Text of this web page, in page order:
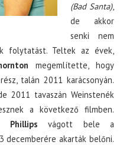
(Bad Santa),
de akkor
senki nem
folytatást. Teltek az évek,
megemlítette, hogy
talán 2011 karácsonyán.
2011 tavaszán Weinstenék
a következő filmben.
Phillips vágott bele a
decemberére akarták belőni.